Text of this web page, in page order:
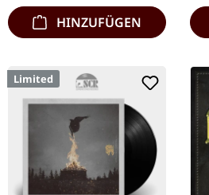
HINZUFÜGEN
Limited